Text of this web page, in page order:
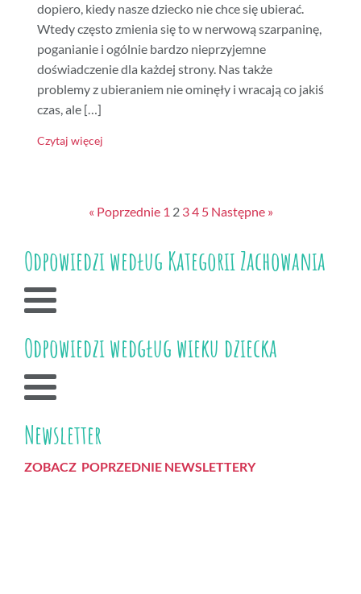
dopiero, kiedy nasze dziecko nie chce się ubierać.
Wtedy często zmienia się to w nerwową szarpaninę,
poganianie i ogólnie bardzo nieprzyjemne
doświadczenie dla każdej strony. Nas także
problemy z ubieraniem nie ominęły i wracają co jakiś
czas, ale […]
Czytaj więcej
« Poprzednie 1 2 34 5 Następne »
Odpowiedzi według Kategorii Zachowania
Odpowiedzi wedgług wieku dziecka
Newsletter
ZOBACZ POPRZEDNIE NEWSLETTERY